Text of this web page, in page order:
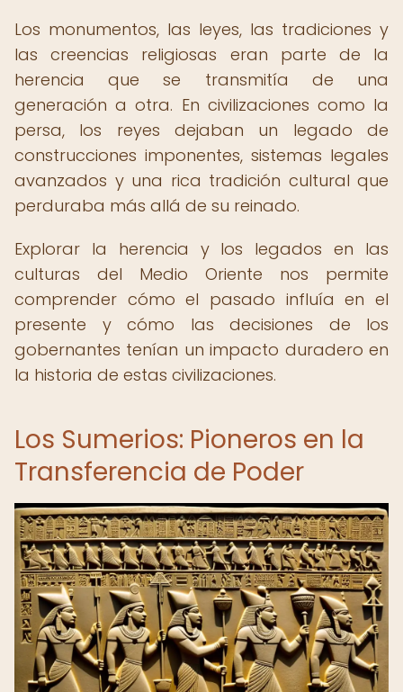
Los monumentos, las leyes, las tradiciones y
las creencias religiosas eran parte de la
herencia que se transmitía de una
generación a otra. En civilizaciones como la
persa, los reyes dejaban un legado de
construcciones imponentes, sistemas legales
avanzados y una rica tradición cultural que
perduraba más allá de su reinado.
Explorar la herencia y los legados en las
culturas del Medio Oriente nos permite
comprender cómo el pasado influía en el
presente y cómo las decisiones de los
gobernantes tenían un impacto duradero en
la historia de estas civilizaciones.
Los Sumerios: Pioneros en la
Transferencia de Poder